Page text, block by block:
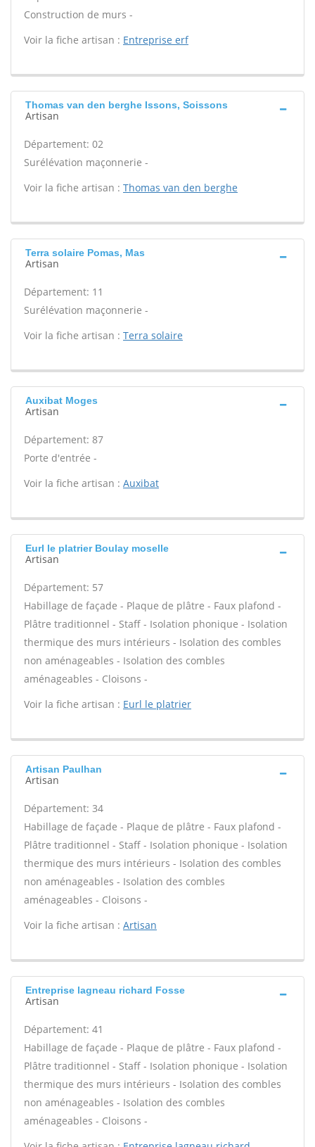
Construction de murs -
Voir la fiche artisan : Entreprise erf
Thomas van den berghe Issons, Soissons
Artisan
Département: 02
Surélévation maçonnerie -
Voir la fiche artisan : Thomas van den berghe
Terra solaire Pomas, Mas
Artisan
Département: 11
Surélévation maçonnerie -
Voir la fiche artisan : Terra solaire
Auxibat Moges
Artisan
Département: 87
Porte d'entrée -
Voir la fiche artisan : Auxibat
Eurl le platrier Boulay moselle
Artisan
Département: 57
Habillage de façade - Plaque de plâtre - Faux plafond -
Plâtre traditionnel - Staff - Isolation phonique - Isolation
thermique des murs intérieurs - Isolation des combles
non aménageables - Isolation des combles
aménageables - Cloisons -
Voir la fiche artisan : Eurl le platrier
Artisan Paulhan
Artisan
Département: 34
Habillage de façade - Plaque de plâtre - Faux plafond -
Plâtre traditionnel - Staff - Isolation phonique - Isolation
thermique des murs intérieurs - Isolation des combles
non aménageables - Isolation des combles
aménageables - Cloisons -
Voir la fiche artisan : Artisan
Entreprise lagneau richard Fosse
Artisan
Département: 41
Habillage de façade - Plaque de plâtre - Faux plafond -
Plâtre traditionnel - Staff - Isolation phonique - Isolation
thermique des murs intérieurs - Isolation des combles
non aménageables - Isolation des combles
aménageables - Cloisons -